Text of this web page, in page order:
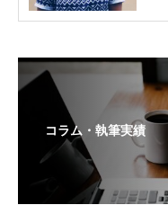
コラム・執筆実績